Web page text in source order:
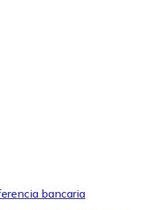
Bitnovo o realiza compras
para comprar
bancaria